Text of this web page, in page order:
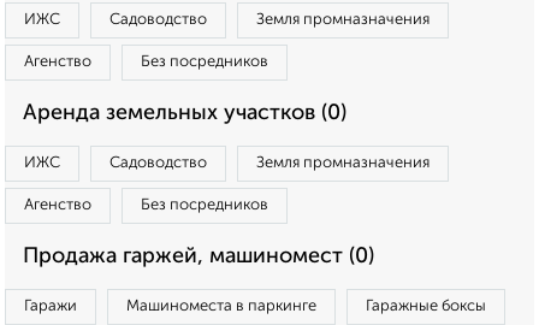
ИЖС Садоводство Земля промназначения
Агенство Без посредников
Аренда земельных участков (0)
ИЖС Садоводство Земля промназначения
Агенство Без посредников
Продажа гаржей, машиномест (0)
Гаражи Машиноместа в паркинге Гаражные боксы